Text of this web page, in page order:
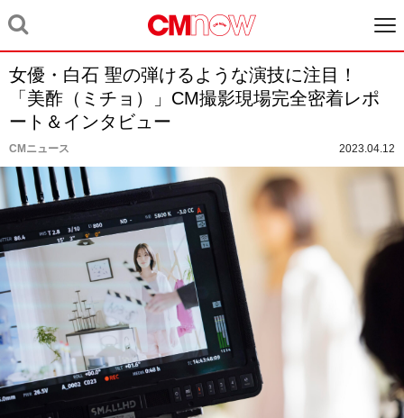
女優・白石 聖の弾けるような演技に注目！
「美酢（ミチョ）」CM撮影現場完全密着レポ
ート＆インタビュー
CMニュース 2023.04.12